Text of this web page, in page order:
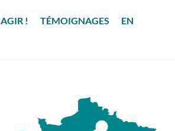
AGIR ! TÉMOIGNAGES EN